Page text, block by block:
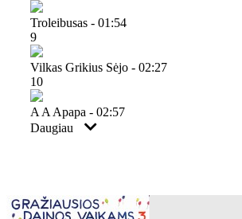
Troleibusas - 01:54
9
Vilkas Grikius Sėjo - 02:27
10
A A Apapa - 02:57
Daugiau